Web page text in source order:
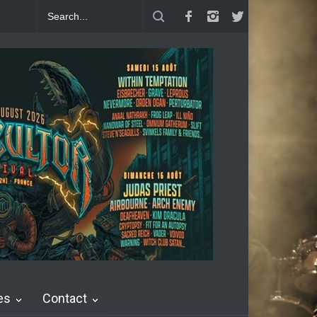
Chronicles : "Generation Coward" Dead Poet Society : clip de
Contact